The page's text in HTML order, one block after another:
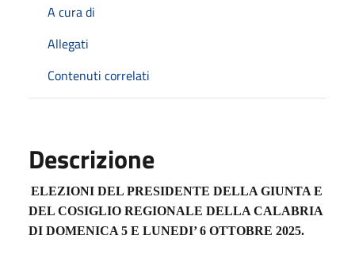
A cura di
Allegati
Contenuti correlati
Descrizione
ELEZIONI DEL PRESIDENTE DELLA GIUNTA E
DEL COSIGLIO REGIONALE DELLA CALABRIA
DI DOMENICA 5 E LUNEDI’ 6 OTTOBRE 2025.